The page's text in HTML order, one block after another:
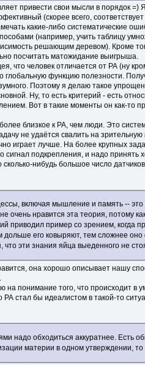
привести свои мысли в порядок
(скорее всего,
какие-либо систематические
(например, учить таблицу
решающим деревом). Кроме
посчитать матожидание выигрыша.
что человек отличается от РА (ну
глобальную функцию полезности.
Поэтому я делаю такое
Ну, то есть критерий - есть
Вот в такие моменты он как-то
близкое к РА, чем люди. Это
не удаётся свалить на
играет лучше. На более крупных
сигнал подкрепления, и надо
нибудь большое число
включая мышление и память --
очень нравится эта теория, потому
приводил пример со зрением, когда
дольше его ковыряют, тем сложнее
что эти знания яйца выеденного не
она хорошо описывает нашу
на понимание того, что происходит
РА стал бы идеалистом в такой-то
надо обходиться аккуратнее. Есть
материи в одном утверждении, то